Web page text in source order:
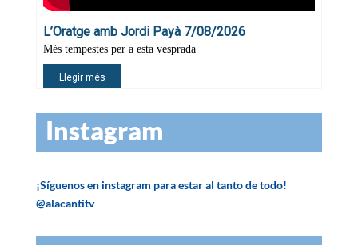
Instagram
¡Síguenos en instagram para estar al tanto de todo!
@alacantitv